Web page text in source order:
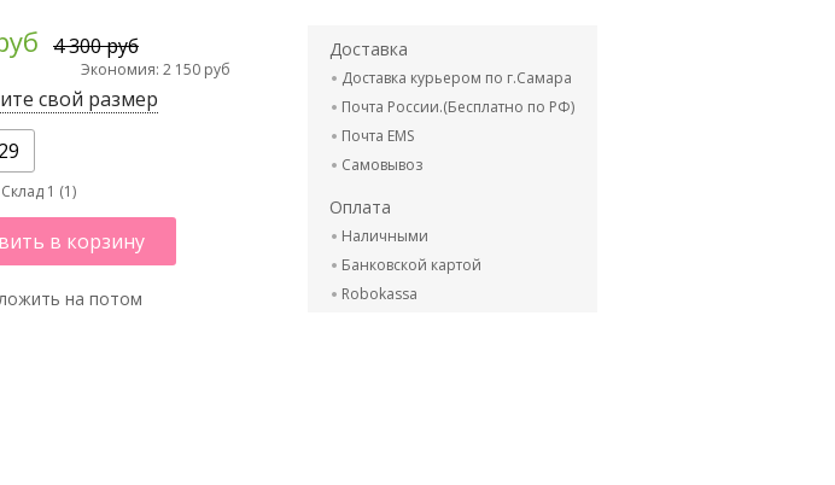
4 300 руб
Экономия: 2 150 руб
свой размер
29
Склад 1 (1)
в корзину
на потом
Доставка
Доставка курьером по г.Самара
Почта России.(Бесплатно по РФ)
Почта EMS
Самовывоз
Оплата
Наличными
Банковской картой
Robokassa